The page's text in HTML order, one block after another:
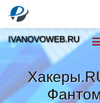
IVANOVOWEB.RU ☰
Новости
Тренды новостей »